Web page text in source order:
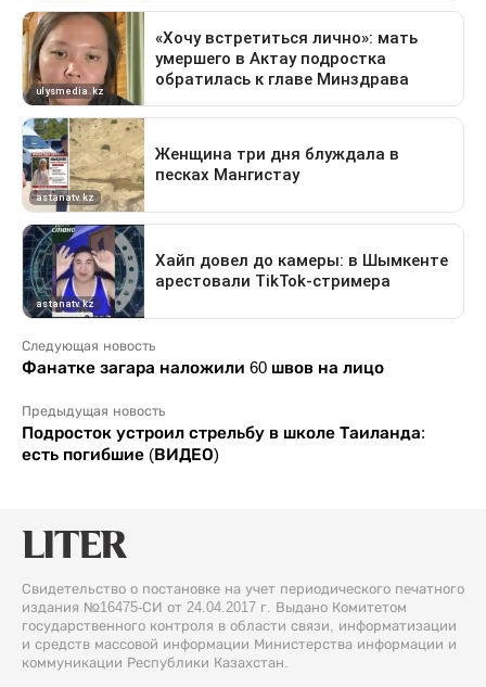
Следующая новость
Фанатке загара наложили 60 швов на лицо
Предыдущая новость
Подросток устроил стрельбу в школе Таиланда:
есть погибшие (ВИДЕО)
Свидетельство о постановке на учет периодического печатного
издания №16475-СИ от 24.04.2017 г. Выдано Комитетом
государственного контроля в области связи, информатизации
и средств массовой информации Министерства информации и
коммуникации Республики Казахстан.